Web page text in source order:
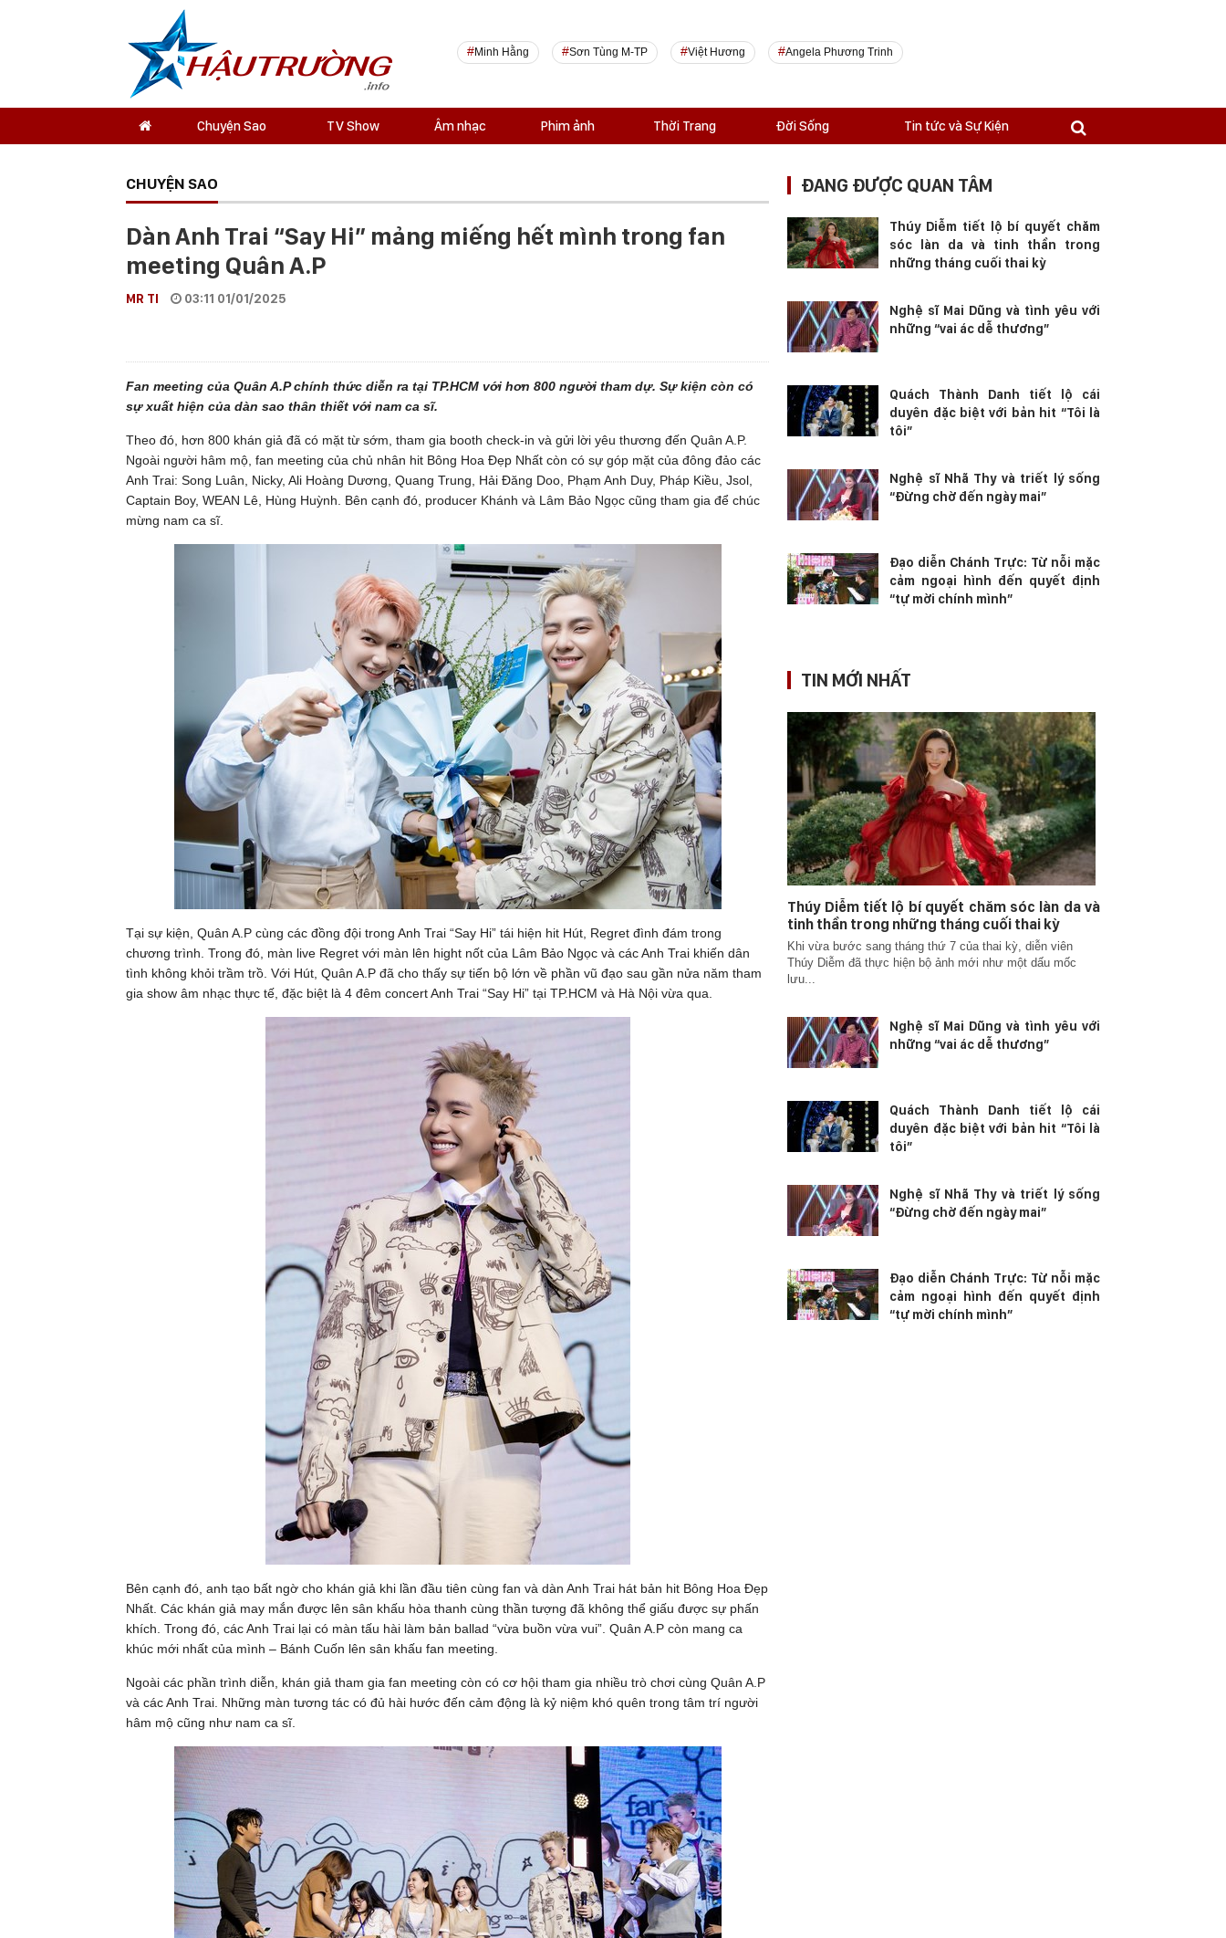
Minh Hằng Sơn Tùng M-TP Việt Hương Angela Phương Trinh
Chuyện Sao TV Show Âm nhạc Phim ảnh Thời Trang Đời Sống Tin tức và Sự Kiện
CHUYỆN SAO
Dàn Anh Trai “Say Hi” mảng miếng hết mình trong fan
meeting Quân A.P
MR TI 03:11 01/01/2025
Fan meeting của Quân A.P chính thức diễn ra tại TP.HCM với hơn 800 người tham dự. Sự kiện còn có
sự xuất hiện của dàn sao thân thiết với nam ca sĩ.
Theo đó, hơn 800 khán giả đã có mặt từ sớm, tham gia booth check-in và gửi lời yêu thương đến Quân A.P.
Ngoài người hâm mộ, fan meeting của chủ nhân hit Bông Hoa Đẹp Nhất còn có sự góp mặt của đông đảo các
Anh Trai: Song Luân, Nicky, Ali Hoàng Dương, Quang Trung, Hải Đăng Doo, Phạm Anh Duy, Pháp Kiều, Jsol,
Captain Boy, WEAN Lê, Hùng Huỳnh. Bên cạnh đó, producer Khánh và Lâm Bảo Ngọc cũng tham gia để chúc
mừng nam ca sĩ.
Tại sự kiện, Quân A.P cùng các đồng đội trong Anh Trai “Say Hi” tái hiện hit Hút, Regret đình đám trong
chương trình. Trong đó, màn live Regret với màn lên hight nốt của Lâm Bảo Ngọc và các Anh Trai khiến dân
tình không khỏi trầm trồ. Với Hút, Quân A.P đã cho thấy sự tiến bộ lớn về phần vũ đạo sau gần nửa năm tham
gia show âm nhạc thực tế, đặc biệt là 4 đêm concert Anh Trai “Say Hi” tại TP.HCM và Hà Nội vừa qua.
Bên cạnh đó, anh tạo bất ngờ cho khán giả khi lần đầu tiên cùng fan và dàn Anh Trai hát bản hit Bông Hoa Đẹp
Nhất. Các khán giả may mắn được lên sân khấu hòa thanh cùng thần tượng đã không thể giấu được sự phấn
khích. Trong đó, các Anh Trai lại có màn tấu hài làm bản ballad “vừa buồn vừa vui”. Quân A.P còn mang ca
khúc mới nhất của mình – Bánh Cuốn lên sân khấu fan meeting.
Ngoài các phần trình diễn, khán giả tham gia fan meeting còn có cơ hội tham gia nhiều trò chơi cùng Quân A.P
và các Anh Trai. Những màn tương tác có đủ hài hước đến cảm động là kỷ niệm khó quên trong tâm trí người
hâm mộ cũng như nam ca sĩ.
ĐANG ĐƯỢC QUAN TÂM
Thúy Diễm tiết lộ bí quyết chăm
sóc làn da và tinh thần trong
những tháng cuối thai kỳ
Nghệ sĩ Mai Dũng và tình yêu với
những “vai ác dễ thương”
Quách Thành Danh tiết lộ cái
duyên đặc biệt với bản hit “Tôi là
tôi”
Nghệ sĩ Nhã Thy và triết lý sống
“Đừng chờ đến ngày mai”
Đạo diễn Chánh Trực: Từ nỗi mặc
cảm ngoại hình đến quyết định
“tự mời chính mình”
TIN MỚI NHẤT
Thúy Diễm tiết lộ bí quyết chăm sóc làn da và
tinh thần trong những tháng cuối thai kỳ
Khi vừa bước sang tháng thứ 7 của thai kỳ, diễn viên
Thúy Diễm đã thực hiện bộ ảnh mới như một dấu mốc
lưu...
Nghệ sĩ Mai Dũng và tình yêu với
những “vai ác dễ thương”
Quách Thành Danh tiết lộ cái
duyên đặc biệt với bản hit “Tôi là
tôi”
Nghệ sĩ Nhã Thy và triết lý sống
“Đừng chờ đến ngày mai”
Đạo diễn Chánh Trực: Từ nỗi mặc
cảm ngoại hình đến quyết định
“tự mời chính mình”